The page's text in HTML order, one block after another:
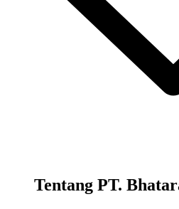
Tentang PT.